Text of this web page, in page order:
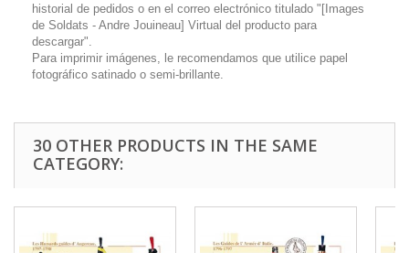
historial de pedidos o en el correo electrónico titulado "[Images
de Soldats - Andre Jouineau] Virtual del producto para
descargar".
Para imprimir imágenes, le recomendamos que utilice papel
fotográfico satinado o semi-brillante.
30 OTHER PRODUCTS IN THE SAME
CATEGORY: